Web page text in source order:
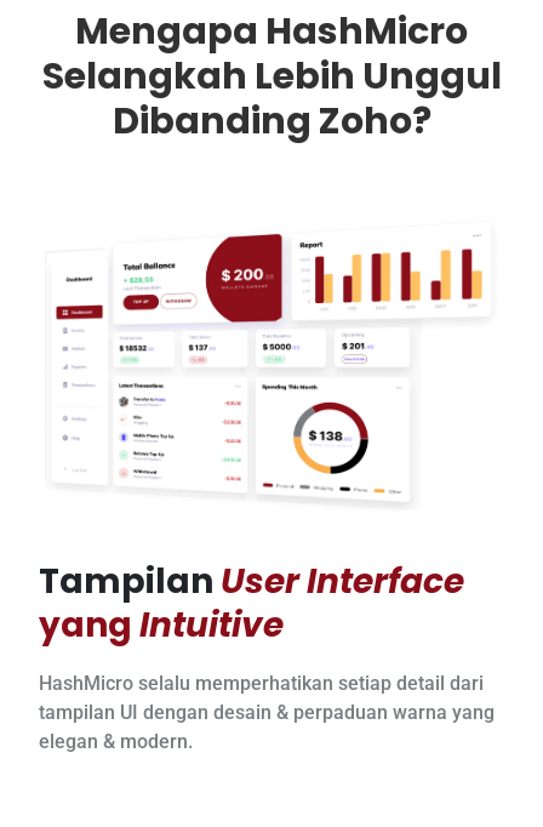
Mengapa HashMicro
Selangkah Lebih Unggul
Dibanding Zoho?
Tampilan User Interface
yang Intuitive
HashMicro selalu memperhatikan setiap detail dari
tampilan UI dengan desain & perpaduan warna yang
elegan & modern.